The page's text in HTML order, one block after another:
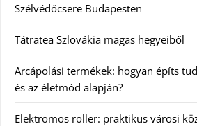
Szélvédőcsere Budapesten
Tátratea Szlovákia magas hegyeiből
Arcápolási termékek: hogyan építs
és az életmód alapján?
Elektromos roller: praktikus városi